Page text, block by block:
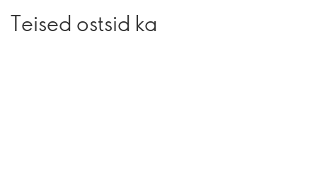
Teised ostsid ka